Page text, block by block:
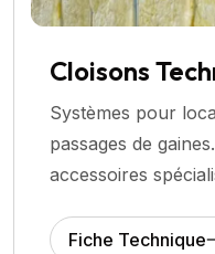
Cloisons
Systèmes pour
passages de
accessoires
Fiche Technique